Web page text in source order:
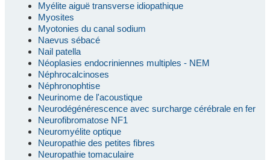
Myélite aiguë transverse idiopathique
Myosites
Myotonies du canal sodium
Naevus sébacé
Nail patella
Néoplasies endocriniennes multiples - NEM
Néphrocalcinoses
Néphronophtise
Neurinome de l'acoustique
Neurodégénérescence avec surcharge cérébrale en fer
Neurofibromatose NF1
Neuromyélite optique
Neuropathie des petites fibres
Neuropathie tomaculaire